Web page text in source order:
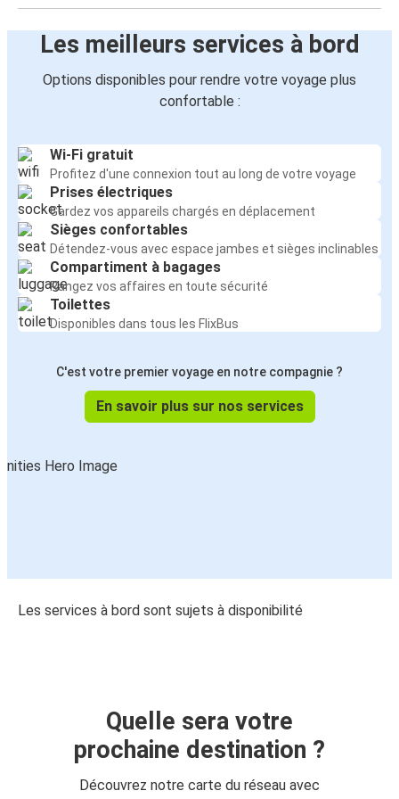
Les meilleurs services à bord
Options disponibles pour rendre votre voyage plus
confortable :
Wi-Fi gratuit
Profitez d'une connexion tout au long de votre voyage
Prises électriques
Gardez vos appareils chargés en déplacement
Sièges confortables
Détendez-vous avec espace jambes et sièges inclinables
Compartiment à bagages
Rangez vos affaires en toute sécurité
Toilettes
Disponibles dans tous les FlixBus
C'est votre premier voyage en notre compagnie ?
En savoir plus sur nos services
Les services à bord sont sujets à disponibilité
Quelle sera votre
prochaine destination ?
Découvrez notre carte du réseau avec